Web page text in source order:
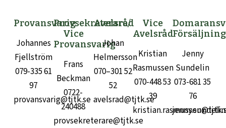
Provansvarig
Johannes
Fjellström
079-335 61
97
provansvarig@tjtk.se
Provsekreterare/
Vice
Provansvarig
Frans
Beckman
0722-
240488
provsekreterare@tjtk.se
Avelsråd
Johan
Helmersson
070–301 52
52
avelsrad@tjtk.se
Vice
Avelsråd
Kristian
Rasmussen
070-448 53
39
Jenny
Sundelin
073-681 35
76